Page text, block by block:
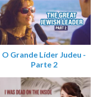
O Grande Líder Judeu -
Parte 2